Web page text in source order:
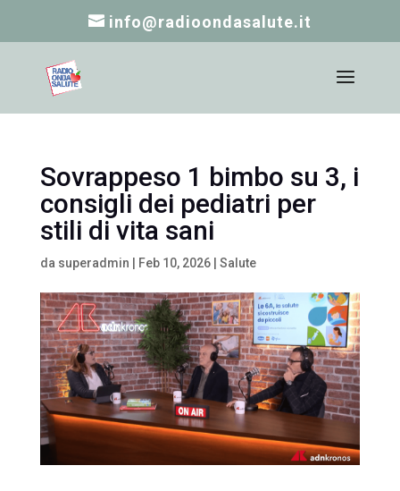
info@radioondasalute.it
Sovrappeso 1 bimbo su 3, i
consigli dei pediatri per
stili di vita sani
da superadmin Feb 10, 2026| Salute